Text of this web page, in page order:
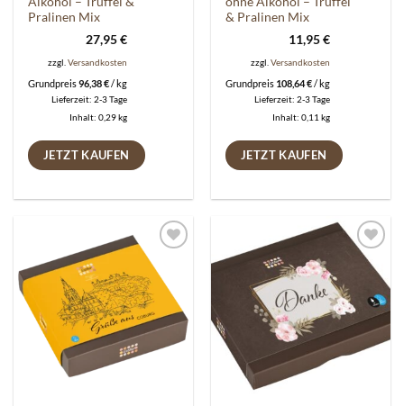
Pralinen Mix
27,95€
zzgl.Versandkosten
Grundpreis96,38€/kg
Lieferzeit:2-3 Tage
Inhalt: 0,29kg
JETZT KAUFEN
& Pralinen Mix
11,95€
zzgl.Versandkosten
Grundpreis 108,64€/kg
Lieferzeit:2-3 Tage
Inhalt: 0,11kg
JETZT KAUFEN
Auf die
Wunschliste
Auf die
Wunschliste